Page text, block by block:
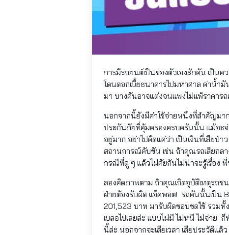
การมีรถยนต์เป็นของตัวเองสักคัน เป็น
โดนดอกเบี้ยธนาคารไปมหาศาล ค่าน้ำ
มา บางคันอาจแต่งจนแพงไม่แพ้ราคารถ
นอกจากนี้ยังมีค่าใช้จ่ายหนึ่งที่สำคัญมาก
ประกันภัยที่คุ้มครองครบครันนั้น แม้จะจ่
อยู่มาก อย่าไปคิดแค่ว่า เป็นเงินที่เสียป่
สถานการณ์คับขัน เช่น ถ้าคุณรถเสียกล
กรณีที่ดู ๆ แล้วไม่คัยกันไม่น่าจะรู้เรื่อง
ลองคิดภาพตาม ถ้าคุณเกิดอุบัติเหตุรถ
ฝ่ายต้องรับผิด แจ็คพอต! รถคันนั้นเป็น
201,523 บาท มารับผิดชอบชดใช้ รวมทั้
เบลอไปเลยล่ะ แบบไม่มี ไม่หนี ไม่จ่าย
นี้ล่ะ นอกจากจะเสียเวลา เสียประวัติแล้